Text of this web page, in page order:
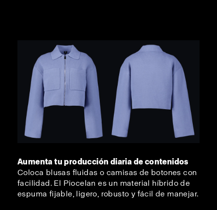
Aumenta tu producción diaria de contenidos
Coloca blusas fluidas o camisas de botones con
facilidad. El Piocelan es un material híbrido de
espuma fijable, ligero, robusto y fácil de manejar.